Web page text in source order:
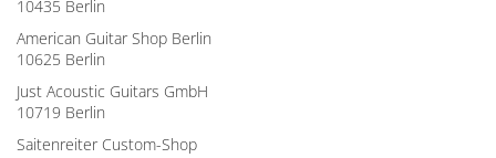
10435 Berlin
American Guitar Shop Berlin
10625 Berlin
Just Acoustic Guitars GmbH
10719 Berlin
Saitenreiter Custom-Shop